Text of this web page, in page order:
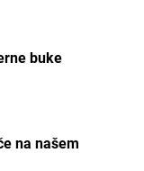
buke
na našem